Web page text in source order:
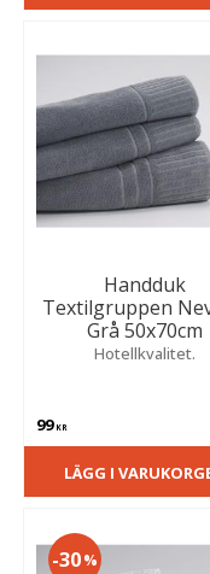
Handduk
Textilgruppen
Grå 50x70cm
Hotellkvalitet.
99KR
LÄGG I
30%